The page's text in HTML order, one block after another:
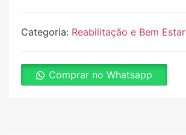
Categoria: Reabilitação e Bem Estar
Comprar no Whatsapp